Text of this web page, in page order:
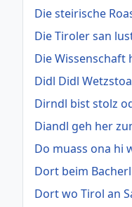
Die steirische
Die Tiroler san
Die
Didl Didl Wetzstoa
Dirndl bist stolz
Diandl geh her
Do muass ona hi
Dort beim
Dort wo Tirol an